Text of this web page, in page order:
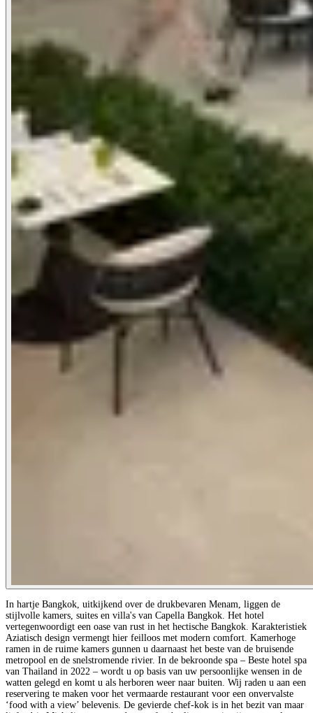
In hartje Bangkok, uitkijkend over de drukbevaren Menam, liggen de
stijlvolle kamers, suites en villa's van Capella Bangkok. Het hotel
vertegenwoordigt een oase van rust in het hectische Bangkok. Karakteristiek
Aziatisch design vermengt hier feilloos met modern comfort. Kamerhoge
ramen in de ruime kamers gunnen u daarnaast het beste van de bruisende
metropool en de snelstromende rivier. In de bekroonde spa – Beste hotel spa
van Thailand in 2022 – wordt u op basis van uw persoonlijke wensen in de
watten gelegd en komt u als herboren weer naar buiten. Wij raden u aan een
reservering te maken voor het vermaarde restaurant voor een onvervalste
‘food with a view’ belevenis. De gevierde chef-kok is in het bezit van maar